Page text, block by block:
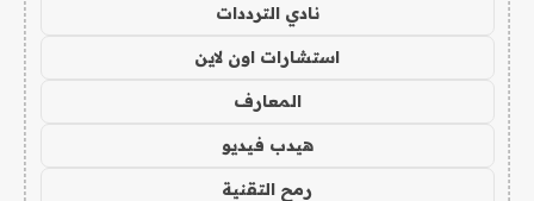
نادي الترددات
استشارات اون لاين
المعارف
هيدب فيديو
رمح التقنية